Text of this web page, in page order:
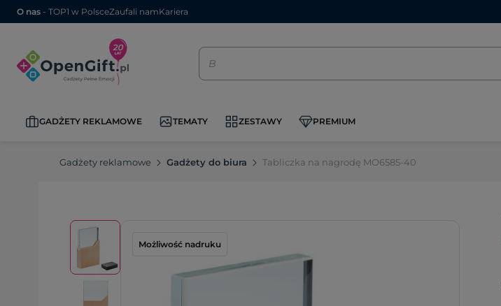
O nas - TOP1 w PolsceZaufali namKariera
GADŻETY REKLAMOWE TEMATY ZESTAWY PREMIUM
Gadżety reklamowe Gadżety do biura Tabliczka na nagrodę MO6585-40
Możliwość nadruku